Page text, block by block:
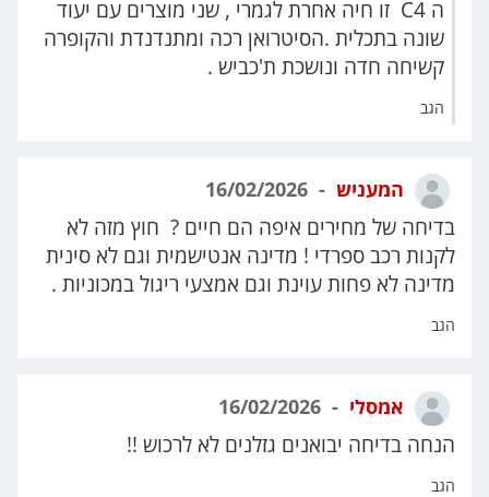
ה C4 זו חיה אחרת לגמרי , שני מוצרים עם יעוד
שונה בתכלית .הסיטרואן רכה ומתנדנדת והקופרה
קשיחה חדה ונושכת ת'כביש .
הגב
המעניש
בדיחה של מחירים איפה הם חיים ? חוץ מזה לא
לקנות רכב ספרדי ! מדינה אנטישמית וגם לא סינית
מדינה לא פחות עוינת וגם אמצעי ריגול במכוניות .
הגב
אמסלי
הנחה בדיחה יבואנים גזלנים לא לרכוש !!
הגב